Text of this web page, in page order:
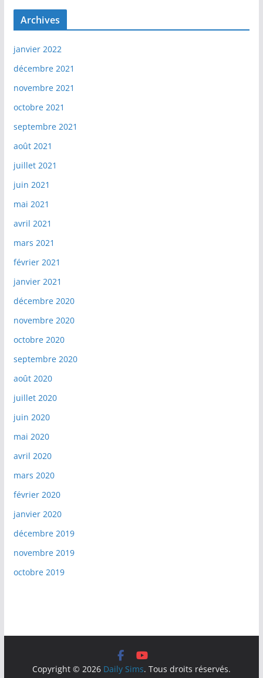
Archives
janvier 2022
décembre 2021
novembre 2021
octobre 2021
septembre 2021
août 2021
juillet 2021
juin 2021
mai 2021
avril 2021
mars 2021
février 2021
janvier 2021
décembre 2020
novembre 2020
octobre 2020
septembre 2020
août 2020
juillet 2020
juin 2020
mai 2020
avril 2020
mars 2020
février 2020
janvier 2020
décembre 2019
novembre 2019
octobre 2019
Copyright © 2026 Daily Sims. Tous droits réservés.